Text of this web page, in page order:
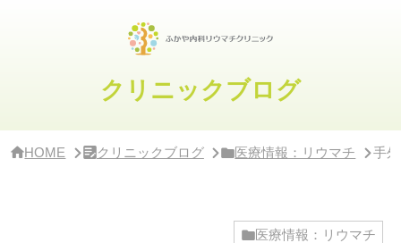
クリニックブログ
HOME クリニックブログ 医療情報：リウマチ 手
医療情報：リウマチ